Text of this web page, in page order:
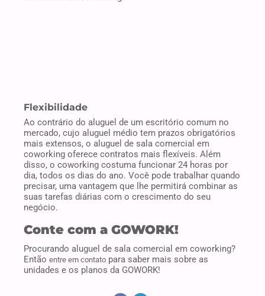
dia, todos os dias do ano. Você pode trabalhar quando
suas tarefas diárias com o crescimento do seu
negócio.
Conte com a GOWORK!
Procurando aluguel de sala comercial em coworking?
Entãoentre em contatopara saber mais sobre as
unidades e os planos da GOWORK!
PREVIOUS
Vai alugar uma
Sala Comercial x